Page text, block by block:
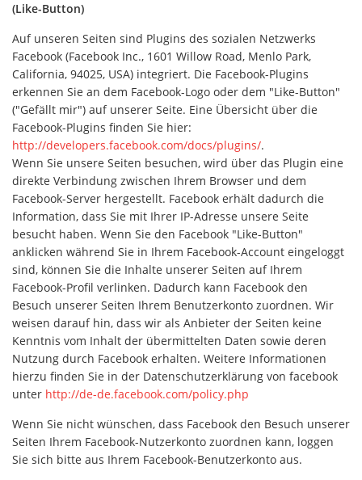
(Like-Button)
Auf unseren Seiten sind Plugins des sozialen Netzwerks
Facebook (Facebook Inc., 1601 Willow Road, Menlo Park,
California, 94025, USA) integriert. Die Facebook-Plugins
erkennen Sie an dem Facebook-Logo oder dem "Like-Button"
("Gefällt mir") auf unserer Seite. Eine Übersicht über die
Facebook-Plugins finden Sie hier:
http://developers.facebook.com/docs/plugins/.
Wenn Sie unsere Seiten besuchen, wird über das Plugin eine
direkte Verbindung zwischen Ihrem Browser und dem
Facebook-Server hergestellt. Facebook erhält dadurch die
Information, dass Sie mit Ihrer IP-Adresse unsere Seite
besucht haben. Wenn Sie den Facebook "Like-Button"
anklicken während Sie in Ihrem Facebook-Account eingeloggt
sind, können Sie die Inhalte unserer Seiten auf Ihrem
Facebook-Profil verlinken. Dadurch kann Facebook den
Besuch unserer Seiten Ihrem Benutzerkonto zuordnen. Wir
weisen darauf hin, dass wir als Anbieter der Seiten keine
Kenntnis vom Inhalt der übermittelten Daten sowie deren
Nutzung durch Facebook erhalten. Weitere Informationen
hierzu finden Sie in der Datenschutzerklärung von facebook
unter http://de-de.facebook.com/policy.php
Wenn Sie nicht wünschen, dass Facebook den Besuch unserer
Seiten Ihrem Facebook-Nutzerkonto zuordnen kann, loggen
Sie sich bitte aus Ihrem Facebook-Benutzerkonto aus.